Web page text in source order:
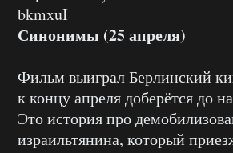
bkmxuI
Синонимы (25 апреля)
Фильм выиграл Берлинский
к концу апреля доберётся до
Это история про
израильтянина, который